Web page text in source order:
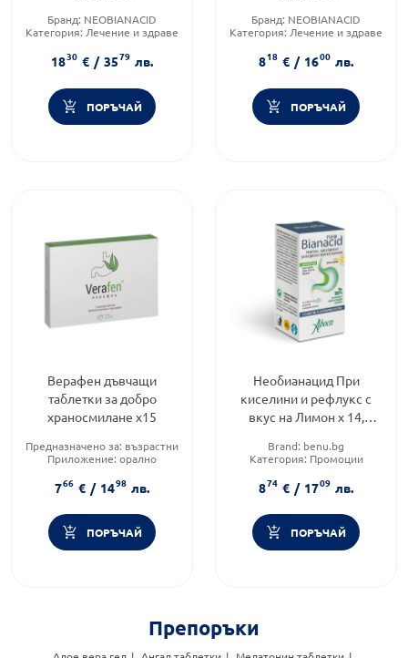
Бранд: NEOBIANACID
Категория: Лечение и здраве
1830 € / 3579 лв.
ПОРЪЧАЙ
Бранд: NEOBIANACID
Категория: Лечение и здраве
818 € / 1600 лв.
ПОРЪЧАЙ
Верафен дъвчащи
таблетки за добро
храносмилане х15
Предназначено за: възрастни
Приложение: орално
766 € / 1498 лв.
ПОРЪЧАЙ
Необианацид При
киселини и рефлукс с
вкус на Лимон х 14,
Brand: benu.bg
Категория: Промоции
874 € / 1709 лв.
ПОРЪЧАЙ
Препоръки